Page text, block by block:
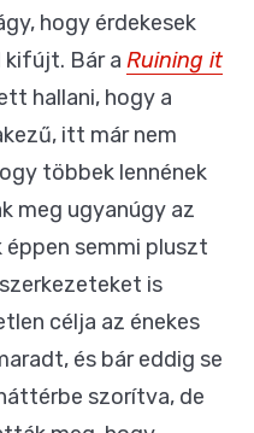
hogy érdekesek
kifújt. Bár a Ruining it
hallani, hogy a
itt már nem
többek lennének
meg ugyanúgy az
éppen semmi pluszt
is
célja az énekes
és bár eddig se
szorítva, de